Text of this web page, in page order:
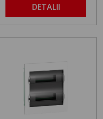
DETALII